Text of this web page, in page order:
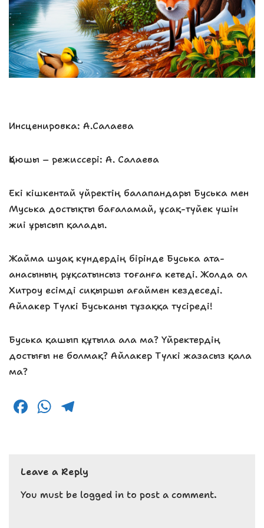
Инсценировка: А.Салаева
Қоюшы – режиссері: А. Салаева
Екі кішкентай үйректің балапандары Буська мен
Муська достықты бағаламай, ұсақ-түйек үшін
жиі ұрысып қалады.
Жайма шуақ күндердің бірінде Буська ата-
анасының рұқсатынсыз тоғанға кетеді. Жолда ол
Хитроу есімді сиқыршы ағаймен кездеседі.
Айлакер Түлкі Буськаны тұзаққа түсіреді!
Буська қашып құтыла ала ма? Үйректердің
достығы не болмақ? Айлакер Түлкі жазасыз қала
ма?
F
e
b
o
W
ts
A
p
g
r
a
Leave a Reply
You must be logged in to post a comment.